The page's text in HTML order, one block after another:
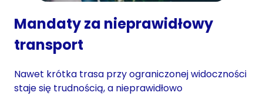
Mandaty za nieprawidłowy
transport
Nawet krótka trasa przy ograniczonej widoczności
staje się trudnością, a nieprawidłowo